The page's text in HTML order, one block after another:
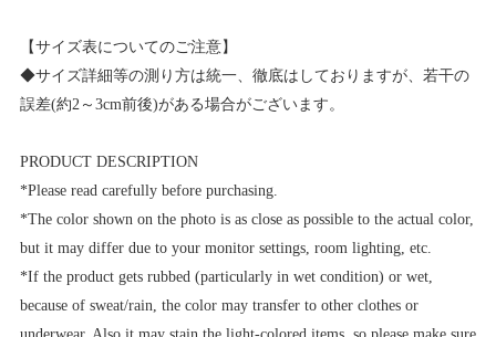
【サイズ表についてのご注意】
◆サイズ詳細等の測り方は統一、徹底はしておりますが、若干の
誤差(約2～3cm前後)がある場合がございます。
PRODUCT DESCRIPTION
*Please read carefully before purchasing.
*The color shown on the photo is as close as possible to the actual color,
but it may differ due to your monitor settings, room lighting, etc.
*If the product gets rubbed (particularly in wet condition) or wet,
because of sweat/rain, the color may transfer to other clothes or
underwear. Also it may stain the light-colored items, so please make sure